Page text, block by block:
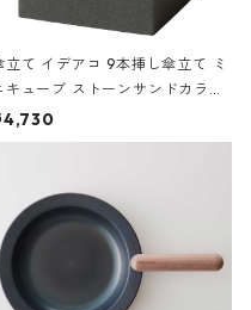
立て イデアコ 9本挿し傘立て ミ
キューブ ストーンサンドカラー
調 ideaco Umbrella Stand CUB
E ストーンサンドブラック